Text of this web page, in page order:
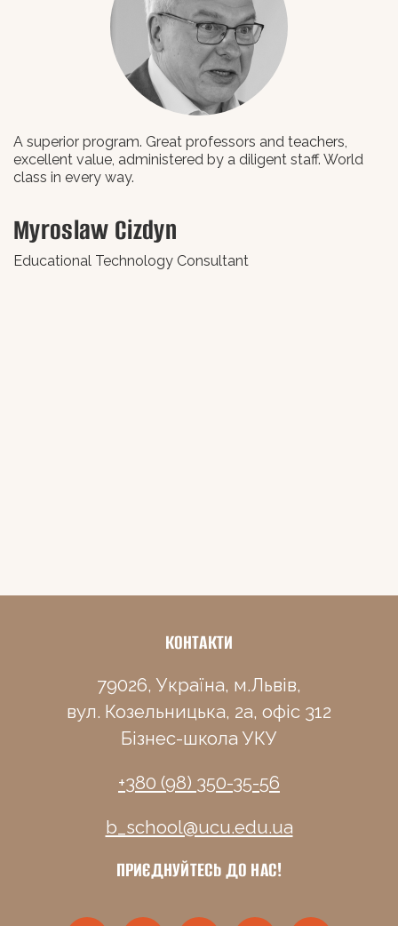
A superior program. Great professors and teachers,
excellent value, administered by a diligent staff. World
class in every way.
Myroslaw Cizdyn
Educational Technology Consultant
КОНТАКТИ
79026, Україна, м.Львів,
вул. Козельницька, 2а, офіс 312
Бізнес-школа УКУ
+380 (98) 350-35-56
b_school@ucu.edu.ua
ПРИЄДНУЙТЕСЬ ДО НАС!